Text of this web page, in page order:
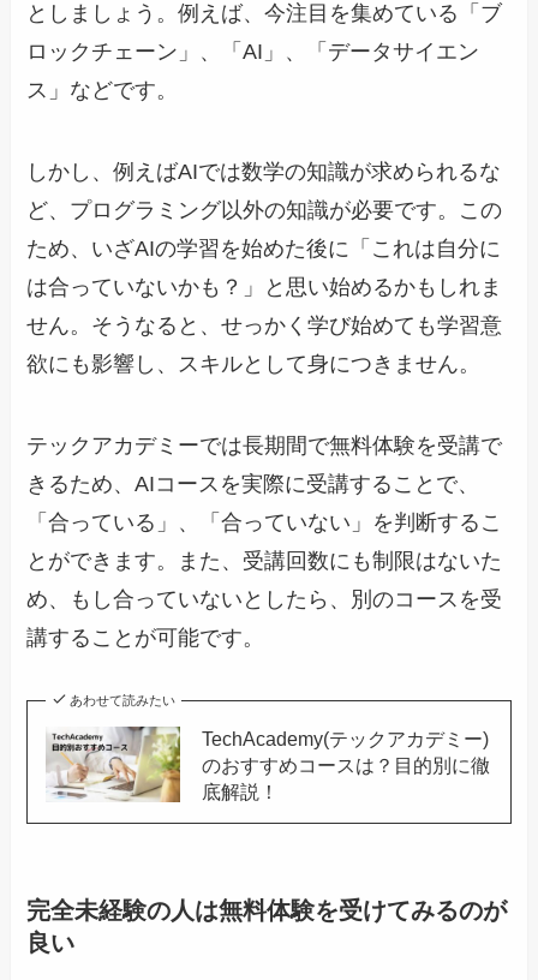
としましょう。例えば、今注目を集めている「ブ
ロックチェーン」、「AI」、「データサイエン
ス」などです。
しかし、例えばAIでは数学の知識が求められるな
ど、プログラミング以外の知識が必要です。この
ため、いざAIの学習を始めた後に「これは自分に
は合っていないかも？」と思い始めるかもしれま
せん。そうなると、せっかく学び始めても学習意
欲にも影響し、スキルとして身につきません。
テックアカデミーでは長期間で無料体験を受講で
きるため、AIコースを実際に受講することで、
「合っている」、「合っていない」を判断するこ
とができます。また、受講回数にも制限はないた
め、もし合っていないとしたら、別のコースを受
講することが可能です。
あわせて読みたい
TechAcademy(テックアカデミー)
のおすすめコースは？目的別に徹
底解説！
完全未経験の人は無料体験を受けてみるのが
良い